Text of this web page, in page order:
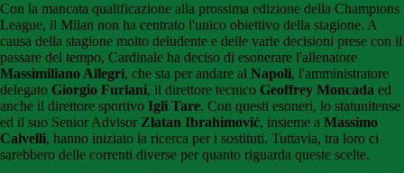
Con la mancata qualificazione alla prossima edizione della Champions
League, il Milan non ha centrato l'unico obiettivo della stagione. A
causa della stagione molto deludente e delle varie decisioni prese con il
passare del tempo, Cardinale ha deciso di esonerare l'allenatore
Massimiliano Allegri, che sta per andare al Napoli, l'amministratore
delegato Giorgio Furlani, il direttore tecnico Geoffrey Moncada ed
anche il direttore sportivo Igli Tare. Con questi esoneri, lo statunitense
ed il suo Senior Advisor Zlatan Ibrahimović, insieme a Massimo
Calvelli, hanno iniziato la ricerca per i sostituti. Tuttavia, tra loro ci
sarebbero delle correnti diverse per quanto riguarda queste scelte.